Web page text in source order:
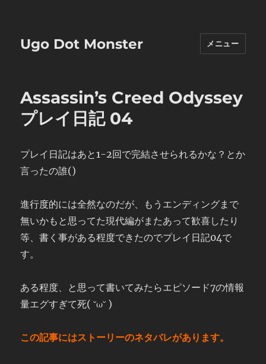
Ugo Dot Monster メニュー
Assassin’s Creed Odyssey
プレイ日記 04
プレイ日記はあと1-2回で完結させられるかな？とか
言ったの誰()
進行度的には全然なのだが、もうエンディングまで
無いかもと思ってた現代編がまたあって歓喜したり
等、書く事がある程度できたのでプレイ日記04で
す。
ある程度、と思って書いてみたらエピソード7の情報
量エグすぎて死( ˘ω˘ )
この記事にはストーリーのネタバレがあります。